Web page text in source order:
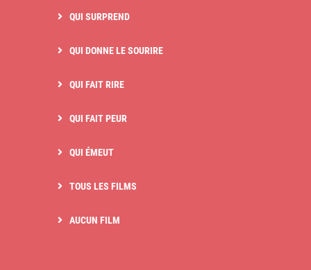
QUI SURPREND
QUI DONNE LE SOURIRE
QUI FAIT RIRE
QUI FAIT PEUR
QUI ÉMEUT
TOUS LES FILMS
AUCUN FILM